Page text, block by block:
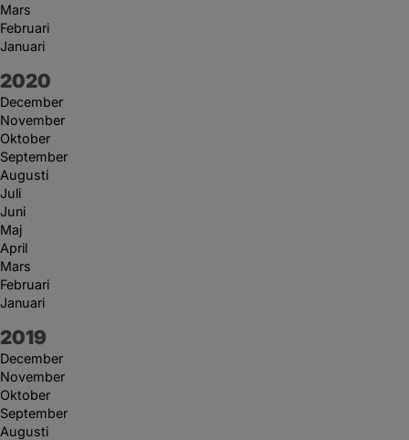
Mars
Februari
Januari
År:
2020
December
November
Oktober
September
Augusti
Juli
Juni
Maj
April
Mars
Februari
Januari
År:
2019
December
November
Oktober
September
Augusti